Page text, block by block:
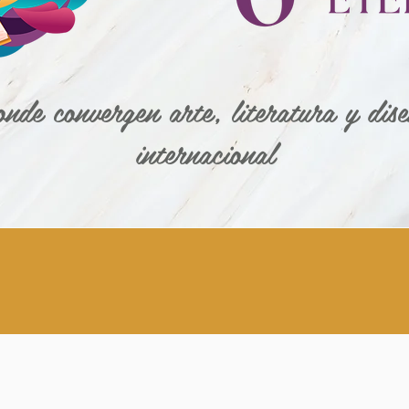
convergen arte, literatura y
internacional